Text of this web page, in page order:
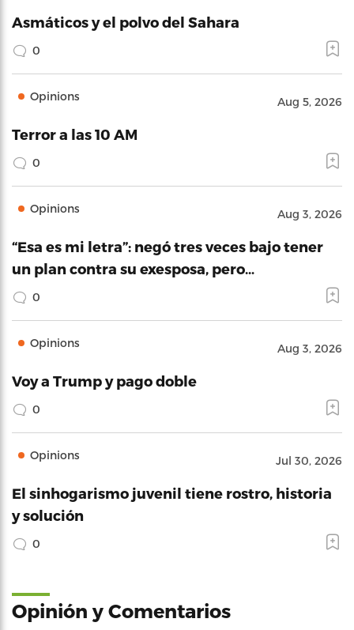
Asmáticos y el polvo del Sahara
0
Opinions Aug 5, 2026
Terror a las 10 AM
0
Opinions Aug 3, 2026
“Esa es mi letra”: negó tres veces bajo tener
un plan contra su exesposa, pero…
0
Opinions Aug 3, 2026
Voy a Trump y pago doble
0
Opinions Jul 30, 2026
El sinhogarismo juvenil tiene rostro, historia
y solución
0
Opinión y Comentarios